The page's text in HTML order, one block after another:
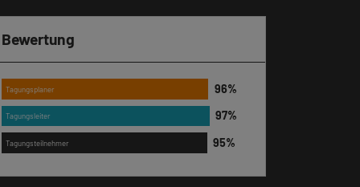
Bewertung
Tagungsplaner
Tagungsleiter
Tagungsteilnehmer